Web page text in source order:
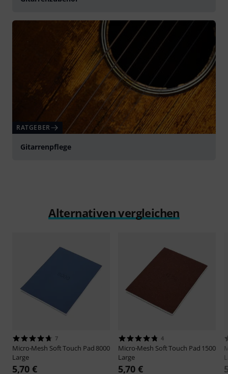
RATGEBER
Gitarrenpflege
Alternativen vergleichen
7
Micro-Mesh Soft Touch Pad 8000
Large
5,70 €
4
Micro-Mesh Soft Touch Pad 1500
Large
5,70 €